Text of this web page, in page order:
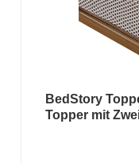
BedStory
Topper mit